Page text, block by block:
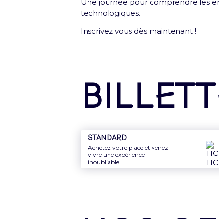
Me connecter
Nouveauté : e-Carte
Offrez le meilleur de l'Accor Arena à
Découvrir
Une journée pour comprendre les
technologiques.
Inscrivez vous dès maintenant !
Standard
Achetez votre place et venez
vivre une expérience
inoubliable